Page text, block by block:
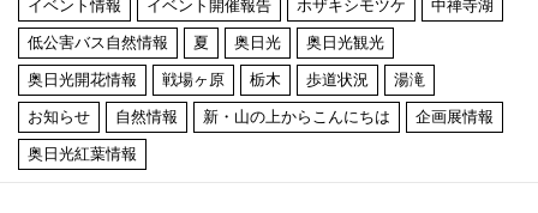
イベント情報 イベント開催報告 ホザキシモツケ 中禅寺湖
低公害バス自然情報 夏 奥日光 奥日光観光
奥日光開花情報 戦場ヶ原 栃木 歩道状況 湯滝
お知らせ 自然情報 新・山の上からこんにちは 企画展情報
奥日光紅葉情報